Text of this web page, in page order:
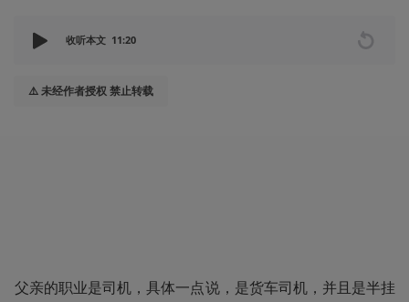
收听本文 11:20
⚠️ 未经作者授权 禁止转载
父亲的职业是司机，具体一点说，是货车司机，并且是半挂